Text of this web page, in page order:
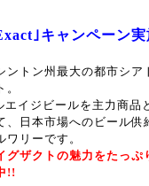
｣キャンペーン実
ントン州最大の都市シア
イジビールを主力商品
、日本市場へのビール供
ワリーです。
グザクトの魅力をたっぷ
!!